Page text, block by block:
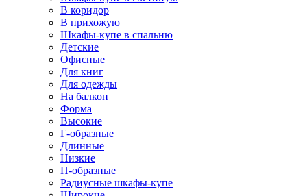
В коридор
В прихожую
Шкафы-купе в спальню
Детские
Офисные
Для книг
Для одежды
На балкон
Форма
Высокие
Г-образные
Длинные
Низкие
П-образные
Радиусные шкафы-купе